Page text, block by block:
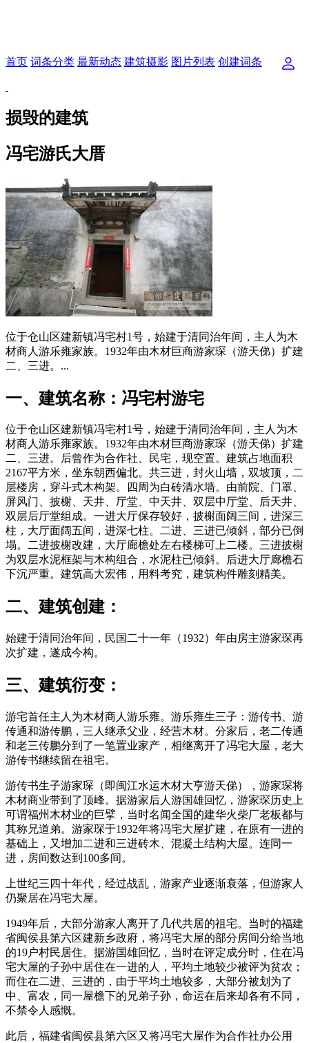
首页 词条分类 最新动态 建筑摄影 图片列表 创建词条
损毁的建筑
冯宅游氏大厝
位于仓山区建新镇冯宅村1号，始建于清同治年间，主人为木
材商人游乐雍家族。1932年由木材巨商游家琛（游天俤）扩建
二、三进。...
一、建筑名称：冯宅村游宅
位于仓山区建新镇冯宅村1号，始建于清同治年间，主人为木
材商人游乐雍家族。1932年由木材巨商游家琛（游天俤）扩建
二、三进。后曾作为合作社、民宅，现空置。建筑占地面积
2167平方米，坐东朝西偏北。共三进，封火山墙，双坡顶，二
层楼房，穿斗式木构架。四周为白砖清水墙。由前院、门罩、
屏风门、披榭、天井、厅堂、中天井、双层中厅堂、后天井、
双层后厅堂组成。一进大厅保存较好，披榭面阔三间，进深三
柱，大厅面阔五间，进深七柱。二进、三进已倾斜，部分已倒
塌。二进披榭改建，大厅廊檐处左右楼梯可上二楼。三进披榭
为双层水泥框架与木构组合，水泥柱已倾斜。后进大厅廊檐石
下沉严重。建筑高大宏伟，用料考究，建筑构件雕刻精美。
二、建筑创建：
始建于清同治年间，民国二十一年（1932）年由房主游家琛再
次扩建，遂成今构。
三、建筑衍变：
游宅首任主人为木材商人游乐雍。游乐雍生三子：游传书、游
传通和游传鹏，三人继承父业，经营木材。分家后，老二传通
和老三传鹏分到了一笔置业家产，相继离开了冯宅大屋，老大
游传书继续留在祖宅。
游传书生子游家琛（即闽江水运木材大亨游天俤），游家琛将
木材商业带到了顶峰。据游家后人游国雄回忆，游家琛历史上
可谓福州木材业的巨擘，当时名闻全国的建华火柴厂老板都与
其称兄道弟。游家琛于1932年将冯宅大屋扩建，在原有一进的
基础上，又增加二进和三进砖木、混凝土结构大屋。连同一
进，房间数达到100多间。
上世纪三四十年代，经过战乱，游家产业逐渐衰落，但游家人
仍聚居在冯宅大屋。
1949年后，大部分游家人离开了几代共居的祖宅。当时的福建
省闽侯县第六区建新乡政府，将冯宅大屋的部分房间分给当地
的19户村民居住。据游国雄回忆，当时在评定成分时，住在冯
宅大屋的子孙中居住在一进的人，平均土地较少被评为贫农；
而住在二进、三进的，由于平均土地较多，大部分被划为了
中、富农，同一屋檐下的兄弟子孙，命运在后来却各有不同，
不禁令人感慨。
此后，福建省闽侯县第六区又将冯宅大屋作为合作社办公用